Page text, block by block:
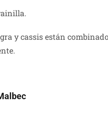
y cassis están